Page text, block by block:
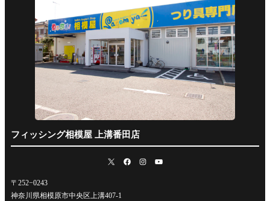
フィッシング相模屋 上溝番田店
〒252−0243
神奈川県相模原市中央区上溝407-1